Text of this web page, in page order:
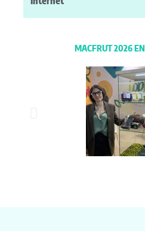
MACFRUT 2026